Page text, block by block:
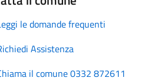
le domande frequenti
Assistenza
il comune 0332 872611